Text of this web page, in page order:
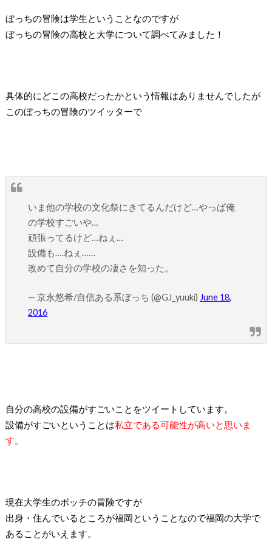
ぼっちの冒険は学生ということなのですが
ぼっちの冒険の高校と大学について調べてみました！
具体的にどこの高校だったかという情報はありませんでしたが
このぼっちの冒険のツイッターで
いま他の学校の文化祭にきてるんだけど…やっぱ俺
の学校すごいや…
頑張ってるけど…ねぇ…
設備も….ねぇ……
改めて自分の学校の凄さを知った。
— 京永悠希/自信ある系ぼっち (@GJ_yuuki) June 18,
2016
自分の高校の設備がすごいことをツイートしています。
設備がすごいということは私立である可能性が高いと思いま
す。
現在大学生のボッチの冒険ですが
出身・住んでいるところが福岡ということなので福岡の大学で
あることがいえます。